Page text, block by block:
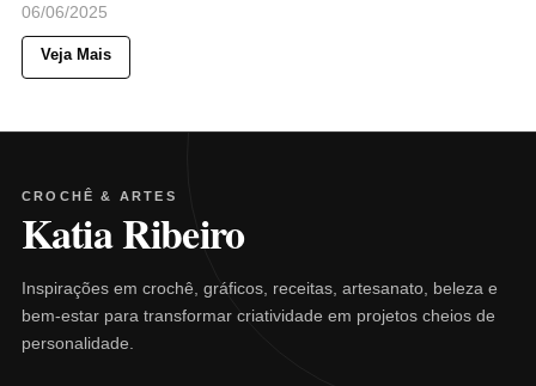
06/06/2025
Veja Mais
CROCHÊ & ARTES
Katia Ribeiro
Inspirações em crochê, gráficos, receitas, artesanato, beleza e
bem-estar para transformar criatividade em projetos cheios de
personalidade.